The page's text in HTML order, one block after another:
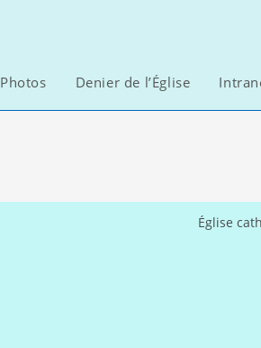
Photos Denier de l’Église
Église